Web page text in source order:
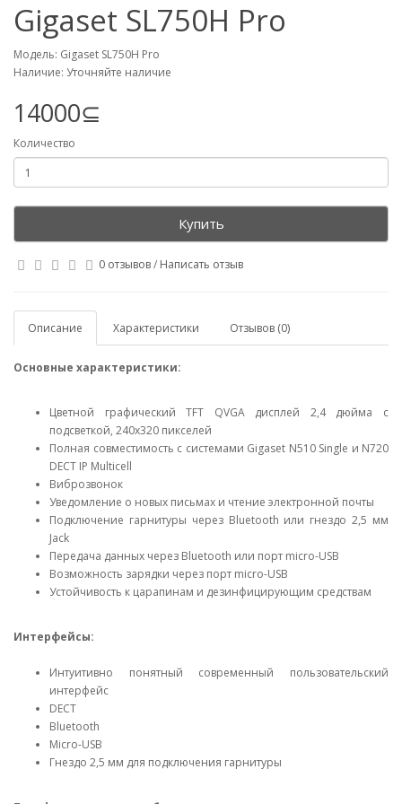
Gigaset SL750H Pro
Модель: Gigaset SL750H Pro
Наличие: Уточняйте наличие
14000⊆
Количество
Купить
0 отзывов/ Написать отзыв
Описание Характеристики Отзывов (0)
Основные характеристики:
Цветной графический TFT QVGA дисплей 2,4 дюйма с
подсветкой, 240x320 пикселей
Полная совместимость с системами Gigaset N510 Single и N720
DECT IP Multicell
Виброзвонок
Уведомление о новых письмах и чтение электронной почты
Подключение гарнитуры через Bluetooth или гнездо 2,5 мм
Jack
Передача данных через Bluetooth или порт micro-USB
Возможность зарядки через порт micro-USB
Устойчивость к царапинам и дезинфицирующим средствам
Интерфейсы:
Интуитивно понятный современный пользовательский
интерфейс
DECT
Bluetooth
Micro-USB
Гнездо 2,5 мм для подключения гарнитуры